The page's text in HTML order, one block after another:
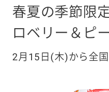
春夏の季節限
ロベリー＆ピ
2月15日(木)から全